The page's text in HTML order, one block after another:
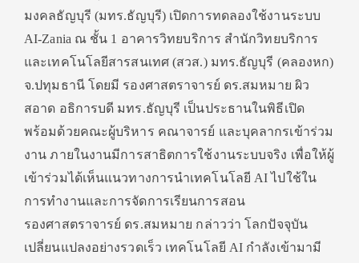
มงคลธัญบุรี (มทร.ธัญบุรี) เปิดการทดลองใช้งานระบบ
AI-Zania ณ ชั้น 1 อาคารวิทยบริการ สำนักวิทยบริการ
และเทคโนโลยีสารสนเทศ (สวส.) มทร.ธัญบุรี (คลองหก)
จ.ปทุมธานี โดยมี รองศาสตราจารย์ ดร.สมหมาย ผิว
สอาด อธิการบดี มทร.ธัญบุรี เป็นประธานในพิธีเปิด
พร้อมด้วยคณะผู้บริหาร คณาจารย์ และบุคลากรเข้าร่วม
งาน ภายในงานมีการสาธิตการใช้งานระบบจริง เพื่อให้ผู้
เข้าร่วมได้เห็นแนวทางการนำเทคโนโลยี AI ไปใช้ใน
การทำงานและการจัดการเรียนการสอน
รองศาสตราจารย์ ดร.สมหมาย กล่าวว่า โลกปัจจุบัน
เปลี่ยนแปลงอย่างรวดเร็ว เทคโนโลยี AI กำลังเข้ามามี